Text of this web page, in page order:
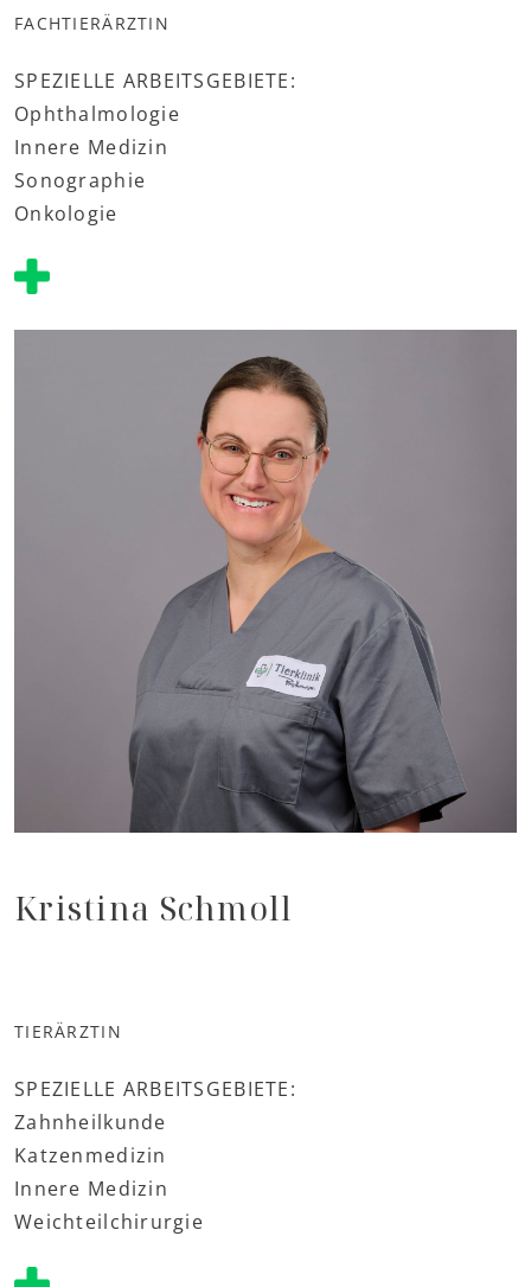
FACHTIERÄRZTIN
SPEZIELLE ARBEITSGEBIETE:
Ophthalmologie
Innere Medizin
Sonographie
Onkologie
Kristina Schmoll
TIERÄRZTIN
SPEZIELLE ARBEITSGEBIETE:
Zahnheilkunde
Katzenmedizin
Innere Medizin
Weichteilchirurgie